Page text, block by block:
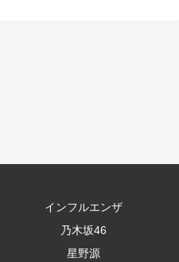
インフルエンザ
乃木坂46
星野源